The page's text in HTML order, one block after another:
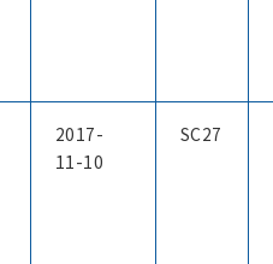
2017-
11-10
SC27